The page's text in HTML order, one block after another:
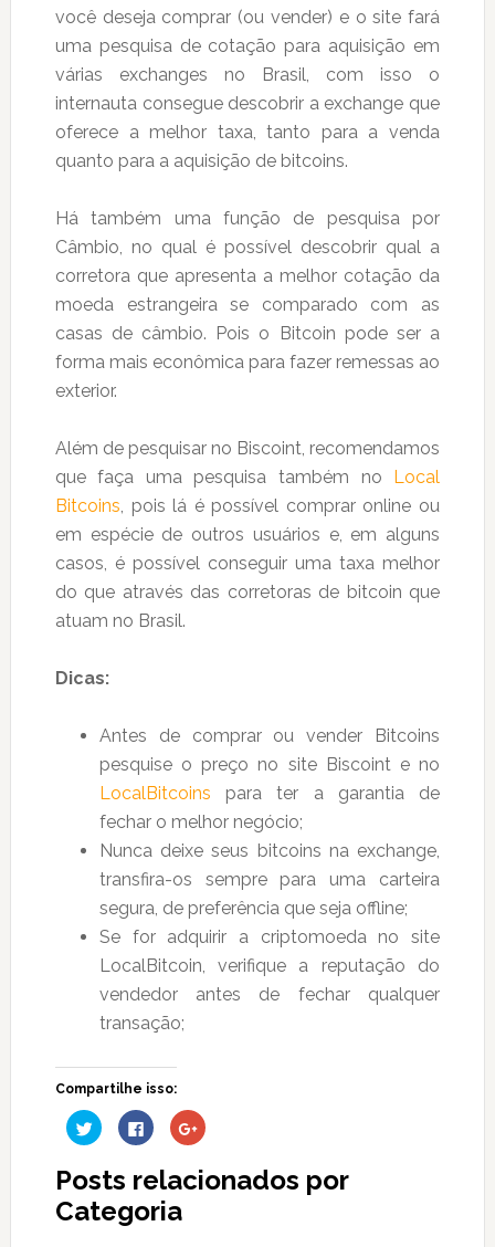
você deseja comprar (ou vender) e o site fará
uma pesquisa de cotação para aquisição em
várias exchanges no Brasil, com isso o
internauta consegue descobrir a exchange que
oferece a melhor taxa, tanto para a venda
quanto para a aquisição de bitcoins.
Há também uma função de pesquisa por
Câmbio, no qual é possível descobrir qual a
corretora que apresenta a melhor cotação da
moeda estrangeira se comparado com as
casas de câmbio. Pois o Bitcoin pode ser a
forma mais econômica para fazer remessas ao
exterior.
Além de pesquisar no Biscoint, recomendamos
que faça uma pesquisa também no Local
Bitcoins, pois lá é possível comprar online ou
em espécie de outros usuários e, em alguns
casos, é possível conseguir uma taxa melhor
do que através das corretoras de bitcoin que
atuam no Brasil.
Dicas:
Antes de comprar ou vender Bitcoins
pesquise o preço no site Biscoint e no
LocalBitcoins para ter a garantia de
fechar o melhor negócio;
Nunca deixe seus bitcoins na exchange,
transfira-os sempre para uma carteira
segura, de preferência que seja offline;
Se for adquirir a criptomoeda no site
LocalBitcoin, verifique a reputação do
vendedor antes de fechar qualquer
transação;
Compartilhe isso:
Clique
para
compartilhar
Twitter(abre
em
nova
janela)
Clique
para
compartilhar
Facebook(abre
em
nova
janela)
Compartilhe
no
em
nova
Posts relacionados por
Categoria